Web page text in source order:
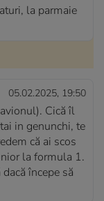
la parmaie
05.02.2025, 19:50
Cică îl
in genunchi, te
că ai scos
la formula 1.
începe să